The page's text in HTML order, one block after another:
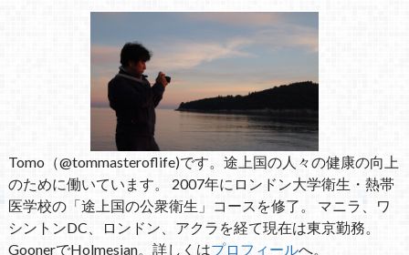
Tomo（@tommasteroflife)です。途上国の人々の健康の向上
のために働いています。 2007年にロンドン大学衛生・熱帯
医学校の「途上国の公衆衛生」コースを修了。 マニラ、ワ
シントンDC、ロンドン、アクラを経て現在は東京勤務。
GoonerでHolmesian。詳しくはプロフィールへ。